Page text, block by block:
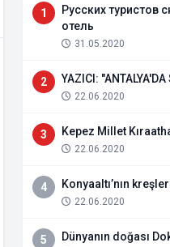
1
Русских туристов
отель
31.05.2020
2 YAZICI:
22.06.2020
3 Kepez Millet
22.06.2020
4 Konyaaltı’nın
22.06.2020
5 Dünyanın doğası